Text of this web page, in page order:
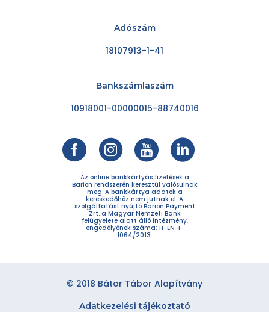
Adószám
18107913-1-41
Bankszámlaszám
10918001-00000015-88740016
Az online bankkártyás fizetések a
Barion rendszerén keresztül valósulnak
meg. A bankkártya adatok a
kereskedőhöz nem jutnak el. A
szolgáltatást nyújtó Barion Payment
Zrt. a Magyar Nemzeti Bank
felügyelete alatt álló intézmény,
engedélyének száma: H-EN-I-
1064/2013.
© 2018 Bátor Tábor Alapítvány
Adatkezelési tájékoztató